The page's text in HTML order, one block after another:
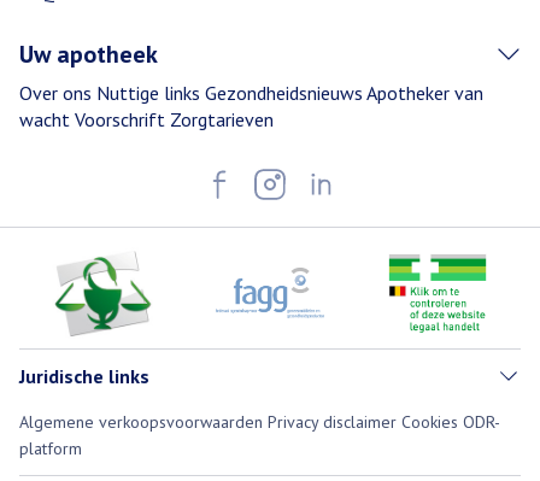
Uw apotheek
Over ons Nuttige links Gezondheidsnieuws Apotheker van
wacht Voorschrift Zorgtarieven
Juridische links
Algemene verkoopsvoorwaarden Privacy disclaimer Cookies ODR-
platform